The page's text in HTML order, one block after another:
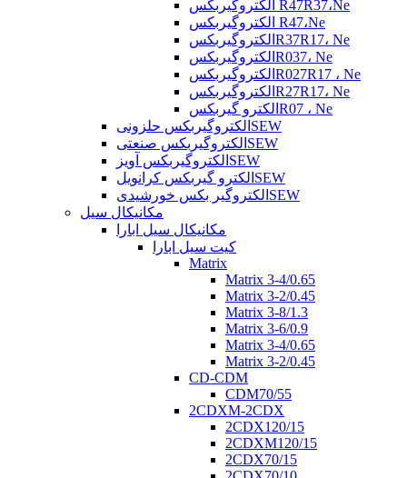
الکتروگیربکس R47R37،Ne
الکتروگیربکس R47،Ne
الکتروگیربکسR37R17، Ne
الکتروگیربکسR037، Ne
الکتروگیربکسR027R17 ، Ne
الکتروگیربکسR27R17، Ne
الکترو گیربکسR07 ، Ne
الکتروگیربکس حلزونیSEW
الکتروگیربکس صنعتیSEW
الکتروگیربکس آویزSEW
الکترو گیربکس کرانویلSEW
الکتروگیر بکس خورشیدیSEW
مکانیکال سیل
مکانیکال سیل ابارا
کیت سیل ابارا
Matrix
Matrix 3-4/0.65
Matrix 3-2/0.45
Matrix 3-8/1.3
Matrix 3-6/0.9
Matrix 3-4/0.65
Matrix 3-2/0.45
CD-CDM
CDM70/55
2CDXM-2CDX
2CDX120/15
2CDXM120/15
2CDX70/15